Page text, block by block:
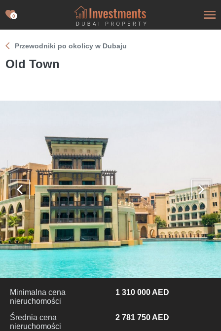
0
Przewodniki po okolicy w Dubaju
Old Town
Minimalna cena
nieruchomości
1 310 000 AED
Średnia cena
nieruchomości
2 781 750 AED